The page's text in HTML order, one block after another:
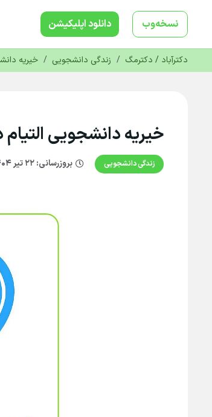
نسخه‌وب دانلود‌ اپلیکیشن
دکترآباد / دکترمگ / زندگی دانشجویی / خیریه
خیریه دانشجویی
زندگی دانشجویی بروزرسانی:۲۲ تیر ۱۴۰۴